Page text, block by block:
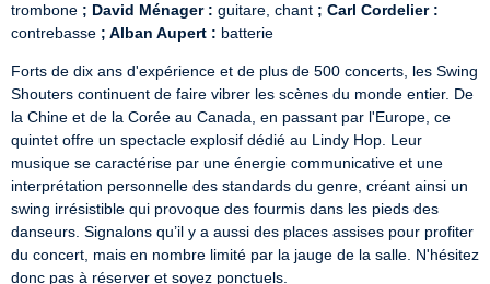
trombone ; David Ménager : guitare, chant ; Carl Cordelier :
contrebasse ; Alban Aupert : batterie
Forts de dix ans d'expérience et de plus de 500 concerts, les Swing
Shouters continuent de faire vibrer les scènes du monde entier. De
la Chine et de la Corée au Canada, en passant par l'Europe, ce
quintet offre un spectacle explosif dédié au Lindy Hop. Leur
musique se caractérise par une énergie communicative et une
interprétation personnelle des standards du genre, créant ainsi un
swing irrésistible qui provoque des fourmis dans les pieds des
danseurs. Signalons qu’il y a aussi des places assises pour profiter
du concert, mais en nombre limité par la jauge de la salle. N'hésitez
donc pas à réserver et soyez ponctuels.